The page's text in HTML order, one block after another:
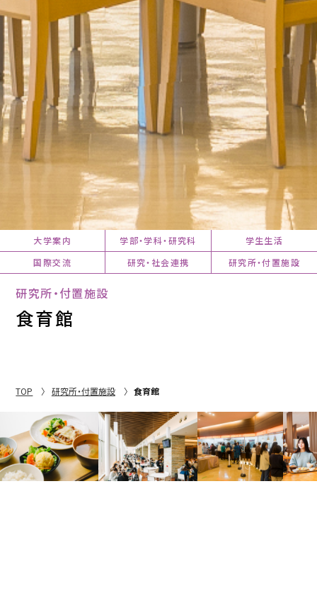
大学案内 学部・学科・研究科
学生生活
国際交流
研究・社会連携 研究所・付置施設
研究所・付置施設
食育館
TOP 研究所・付置施設 食育館